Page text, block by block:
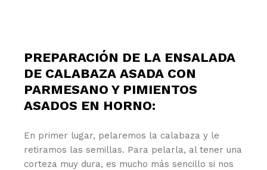
PREPARACIÓN DE LA ENSALADA
DE CALABAZA ASADA CON
PARMESANO Y PIMIENTOS
ASADOS EN HORNO:
En primer lugar, pelaremos la calabaza y le
retiramos las semillas. Para pelarla, al tener una
corteza muy dura, es mucho más sencillo si nos